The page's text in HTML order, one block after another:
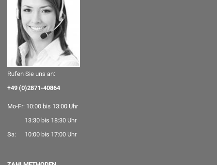
Rufen Sie uns an:
+49 (0)2871-40864
Mo-Fr: 10:00 bis 13:00 Uhr
13:30 bis 18:30 Uhr
Sa: 10:00 bis 17:00 Uhr